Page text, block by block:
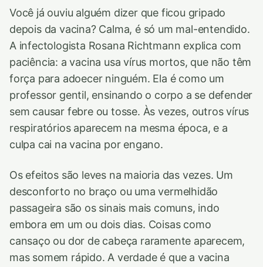
Você já ouviu alguém dizer que ficou gripado
depois da vacina? Calma, é só um mal-entendido.
A infectologista Rosana Richtmann explica com
paciência: a vacina usa vírus mortos, que não têm
força para adoecer ninguém. Ela é como um
professor gentil, ensinando o corpo a se defender
sem causar febre ou tosse. Às vezes, outros vírus
respiratórios aparecem na mesma época, e a
culpa cai na vacina por engano.
Os efeitos são leves na maioria das vezes. Um
desconforto no braço ou uma vermelhidão
passageira são os sinais mais comuns, indo
embora em um ou dois dias. Coisas como
cansaço ou dor de cabeça raramente aparecem,
mas somem rápido. A verdade é que a vacina